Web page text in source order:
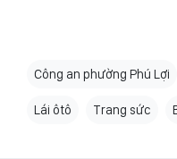
Công an phường Phú Lợi
Lái ôtô Trang sức